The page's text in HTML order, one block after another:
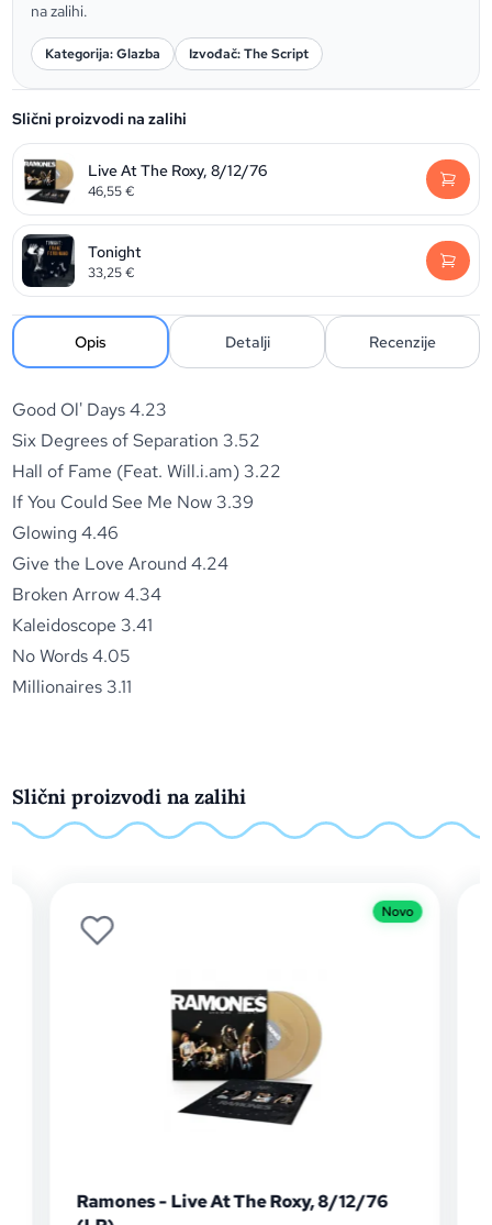
na zalihi.
Kategorija: Glazba Izvođač: The Script
Slični proizvodi na zalihi
Live At The Roxy, 8/12/76
46,55€
Tonight
33,25€
Opis Detalji Recenzije
Good Ol' Days 4.23
Six Degrees of Separation 3.52
Hall of Fame (Feat. Will.i.am) 3.22
If You Could See Me Now 3.39
Glowing 4.46
Give the Love Around 4.24
Broken Arrow 4.34
Kaleidoscope 3.41
No Words 4.05
Millionaires 3.11
Slični proizvodi na zalihi
Ramones - Live At The Roxy, 8/12/76